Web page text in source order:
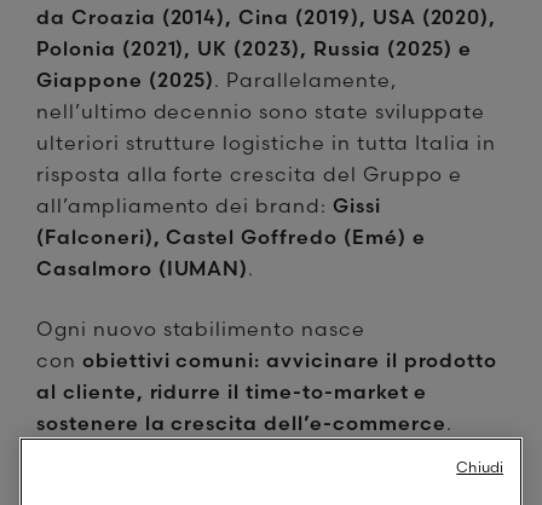
da Croazia (2014), Cina (2019), USA (2020),
Polonia (2021), UK (2023), Russia (2025) e
Giappone (2025). Parallelamente,
nell’ultimo decennio sono state sviluppate
ulteriori strutture logistiche in tutta Italia in
risposta alla forte crescita del Gruppo e
all’ampliamento dei brand: Gissi
(Falconeri), Castel Goffredo (Emé) e
Casalmoro (IUMAN).
Ogni nuovo stabilimento nasce
con obiettivi comuni: avvicinare il prodotto
al cliente, ridurre il time-to-market e
sostenere la crescita dell’e-commerce.
Chiudi